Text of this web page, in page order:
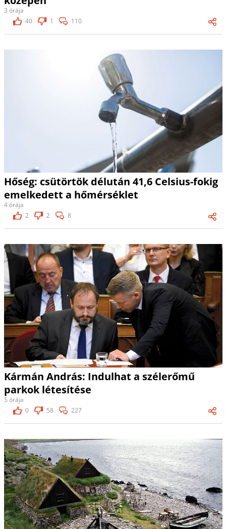
3 órája
40
1 110
Hőség: csütörtök délután 41,6 Celsius-fokig
emelkedett a hőmérséklet
4 órája
2
2 8
Kármán András: Indulhat a szélerőmű
parkok létesítése
5 órája
0
58 227